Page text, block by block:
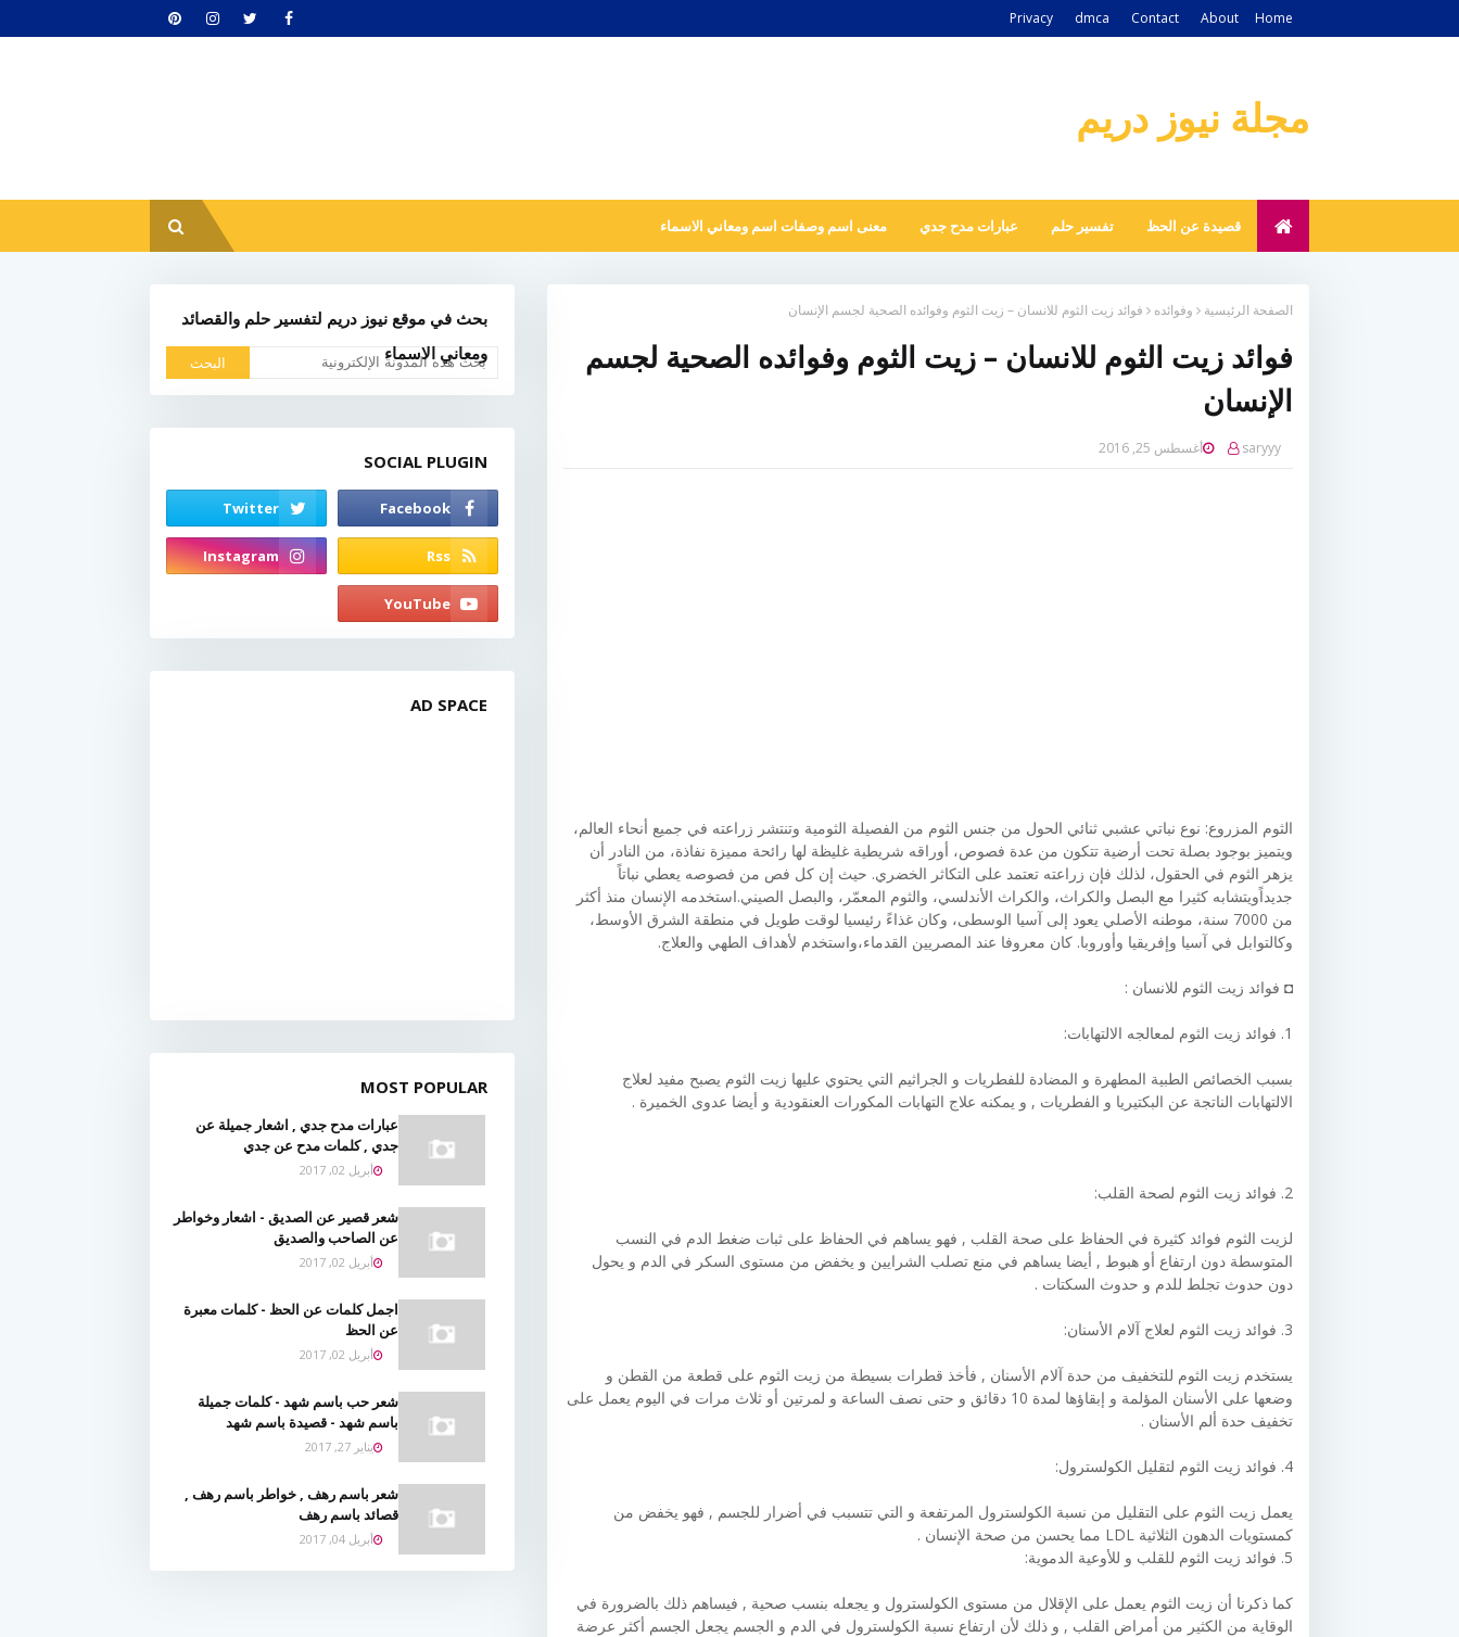
Home
About
Contact
dmca
Privacy
مجلة نيوز دريم
قصيدة عن الحظ تفسير حلم عبارات مدح جدي معنى اسم وصفات اسم ومعاني الاسماء
الصفحة الرئيسية وفوائده فوائد زيت الثوم للانسان – زيت الثوم وفوائده الصحية لجسم الإنسان
فوائد زيت الثوم للانسان – زيت الثوم وفوائده الصحية لجسم
الإنسان
saryyy أغسطس 25, 2016
الثوم المزروع: نوع نباتي عشبي ثنائي الحول من جنس الثوم من الفصيلة الثومية وتنتشر زراعته في جميع أنحاء العالم،
ويتميز بوجود بصلة تحت أرضية تتكون من عدة فصوص، أوراقه شريطية غليظة لها رائحة مميزة نفاذة، من النادر أن
يزهر الثوم في الحقول، لذلك فإن زراعته تعتمد على التكاثر الخضري. حيث إن كل فص من فصوصه يعطي نباتاً
جديداًويتشابه كثيرا مع البصل والكراث، والكراث الأندلسي، والثوم المعمّر، والبصل الصيني.استخدمه الإنسان منذ أكثر
من 7000 سنة، موطنه الأصلي يعود إلى آسيا الوسطى، وكان غذاءً رئيسيا لوقت طويل في منطقة الشرق الأوسط،
وكالتوابل في آسيا وإفريقيا وأوروبا. كان معروفا عند المصريين القدماء،واستخدم لأهداف الطهي والعلاج.
◘ فوائد زيت الثوم للانسان :
1. فوائد زيت الثوم لمعالجه الالتهابات:
بسبب الخصائص الطبية المطهرة و المضادة للفطريات و الجراثيم التي يحتوي عليها زيت الثوم يصبح مفيد لعلاج
الالتهابات الناتجة عن البكتيريا و الفطريات , و يمكنه علاج التهابات المكورات العنقودية و أيضا عدوى الخميرة .
2. فوائد زيت الثوم لصحة القلب:
لزيت الثوم فوائد كثيرة في الحفاظ على صحة القلب , فهو يساهم في الحفاظ على ثبات ضغط الدم في النسب
المتوسطة دون ارتفاع أو هبوط , أيضا يساهم في منع تصلب الشرايين و يخفض من مستوى السكر في الدم و يحول
دون حدوث تجلط للدم و حدوث السكتات .
3. فوائد زيت الثوم لعلاج آلام الأسنان:
يستخدم زيت الثوم للتخفيف من حدة آلام الأسنان , فأخذ قطرات بسيطة من زيت الثوم على قطعة من القطن و
وضعها على الأسنان المؤلمة و إبقاؤها لمدة 10 دقائق و حتى نصف الساعة و لمرتين أو ثلاث مرات في اليوم يعمل على
تخفيف حدة ألم الأسنان .
4. فوائد زيت الثوم لتقليل الكولسترول:
يعمل زيت الثوم على التقليل من نسبة الكولسترول المرتفعة و التي تتسبب في أضرار للجسم , فهو يخفض من
كمستويات الدهون الثلاثية LDL مما يحسن من صحة الإنسان .
5. فوائد زيت الثوم للقلب و للأوعية الدموية:
كما ذكرنا أن زيت الثوم يعمل على الإقلال من مستوى الكولسترول و يجعله بنسب صحية , فيساهم ذلك بالضرورة في
الوقاية من الكثير من أمراض القلب , و ذلك لأن ارتفاع نسبة الكولسترول في الدم و الجسم يجعل الجسم أكثر عرضة
بحث في موقع نيوز دريم لتفسير حلم والقصائد
ومعاني الاسماء
SOCIAL PLUGIN
AD SPACE
MOST POPULAR
عبارات مدح جدي , اشعار جميلة عن
جدي , كلمات مدح عن جدي
أبريل 02, 2017
شعر قصير عن الصديق - اشعار وخواطر
عن الصاحب والصديق
أبريل 02, 2017
اجمل كلمات عن الحظ - كلمات معبرة
عن الحظ
أبريل 02, 2017
شعر حب باسم شهد - كلمات جميلة
باسم شهد - قصيدة باسم شهد
يناير 27, 2017
شعر باسم رهف , خواطر باسم رهف ,
قصائد باسم رهف
أبريل 04, 2017